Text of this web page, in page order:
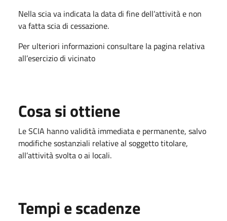
Nella scia va indicata la data di fine dell’attività e non
va fatta scia di cessazione.
Per ulteriori informazioni consultare la pagina relativa
all’esercizio di vicinato
Cosa si ottiene
Le SCIA hanno validità immediata e permanente, salvo
modifiche sostanziali relative al soggetto titolare,
all’attività svolta o ai locali.
Tempi e scadenze